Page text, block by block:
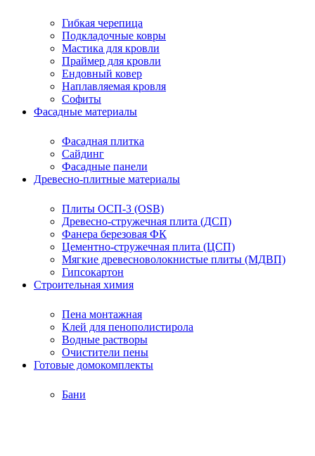
Гибкая черепица
Подкладочные ковры
Мастика для кровли
Праймер для кровли
Ендовный ковер
Наплавляемая кровля
Софиты
Фасадные материалы
Фасадная плитка
Сайдинг
Фасадные панели
Древесно-плитные материалы
Плиты ОСП-3 (OSB)
Древесно-стружечная плита (ДСП)
Фанера березовая ФК
Цементно-стружечная плита (ЦСП)
Мягкие древесноволокнистые плиты (МДВП)
Гипсокартон
Строительная химия
Пена монтажная
Клей для пенополистирола
Водные растворы
Очистители пены
Готовые домокомплекты
Бани